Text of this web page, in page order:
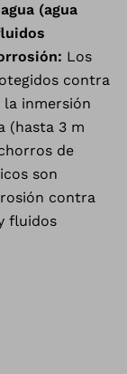
(agua
Los
contra
la inmersión
(hasta 3 m
de
son
contra
fluidos